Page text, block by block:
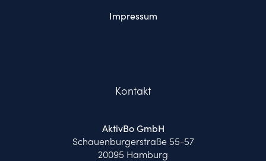
Impressum
Kontakt
AktivBo GmbH
Schauenburgerstraße 55-57
20095 Hamburg